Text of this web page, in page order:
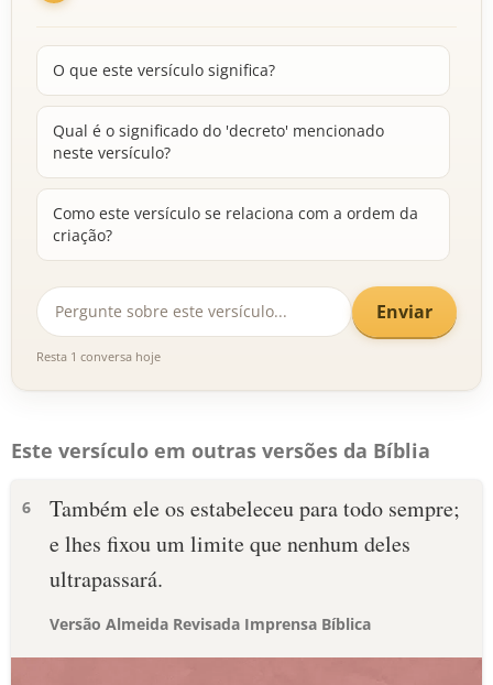
O que este versículo significa?
Qual é o significado do 'decreto' mencionado
neste versículo?
Como este versículo se relaciona com a ordem da
criação?
Enviar
Resta 1 conversa hoje
Este versículo em outras versões da Bíblia
6
Também ele os estabeleceu para todo sempre;
e lhes fixou um limite que nenhum deles
ultrapassará.
Versão Almeida Revisada Imprensa Bíblica